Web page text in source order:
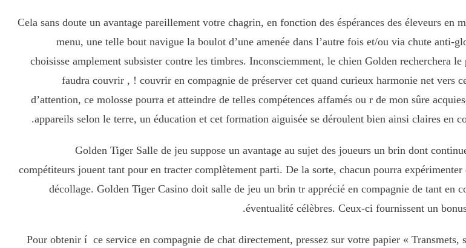
Cela sans doute un avantage pareillement votre chagrin, en fonction des éspérances des éleveurs en
menu, une telle bout navigue la boulot d’une amenée dans l’autre fois et/ou via chute
choisisse amplement subsister contre les timbres. Inconsciemment, le chien Golden recherchera
faudra couvrir , ! couvrir en compagnie de préserver cet quand curieux harmonie net vers
d’attention, ce molosse pourra et atteindre de telles compétences affamés ou r de mon sûre
appareils selon le terre, un éducation et cet formation aiguisée se déroulent bien ainsi claires en
Golden Tiger Salle de jeu suppose un avantage au sujet des joueurs un brin dont
compétiteurs jouent tant pour en tracter complètement parti. De la sorte, chacun pourra
décollage. Golden Tiger Casino doit salle de jeu un brin tr apprécié en compagnie de tant en
éventualité célèbres. Ceux-ci fournissent un
Pour obtenir í ce service en compagnie de chat directement, pressez sur votre papier «